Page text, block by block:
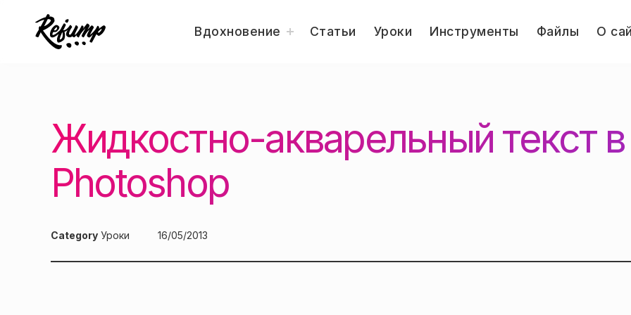
Вдохновение toggle
childСтатьи Уроки Инструменты Файлы О
Жидкостно-акварельный текст в
Photoshop
Category Уроки
Posted
16/05/2013